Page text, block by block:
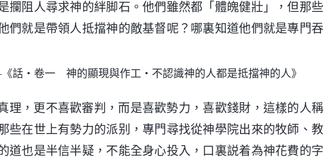
攔阻人尋求神的絆脚石。他們雖然都「體魄健壯」，但那些
們就是帶領人抵擋神的敵基督呢？哪裏知道他們就是專門吞
話・卷一 神的顯現與作工・不認識神的人都是抵擋神的人》
理，更不喜歡審判，而是喜歡勢力，喜歡錢財，這樣的人稱
些在世上有勢力的派别，專門尋找從神學院出來的牧師、教
道也是半信半疑，不能全身心投入，口裏説着為神花費的字